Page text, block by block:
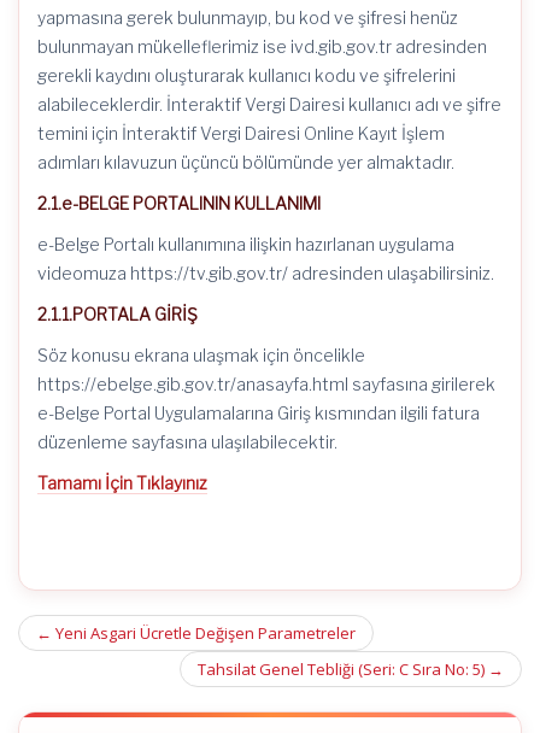
yapmasına gerek bulunmayıp, bu kod ve şifresi henüz
bulunmayan mükelleflerimiz ise ivd.gib.gov.tr adresinden
gerekli kaydını oluşturarak kullanıcı kodu ve şifrelerini
alabileceklerdir. İnteraktif Vergi Dairesi kullanıcı adı ve şifre
temini için İnteraktif Vergi Dairesi Online Kayıt İşlem
adımları kılavuzun üçüncü bölümünde yer almaktadır.
2.1.e-BELGE PORTALININ KULLANIMI
e-Belge Portalı kullanımına ilişkin hazırlanan uygulama
videomuza https://tv.gib.gov.tr/ adresinden ulaşabilirsiniz.
2.1.1.PORTALA GİRİŞ
Söz konusu ekrana ulaşmak için öncelikle
https://ebelge.gib.gov.tr/anasayfa.html sayfasına girilerek
e-Belge Portal Uygulamalarına Giriş kısmından ilgili fatura
düzenleme sayfasına ulaşılabilecektir.
Tamamı İçin Tıklayınız
Post
navigation
← Yeni Asgari Ücretle Değişen Parametreler
Tahsilat Genel Tebliği (Seri: C Sıra No: 5) →